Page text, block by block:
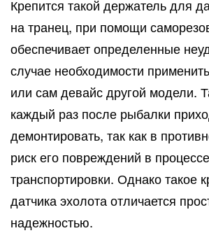
Крепится такой держатель для
на транец, при помощи
обеспечивает определенные
случае необходимости
или сам девайс другой модели.
каждый раз после рыбалки
демонтировать, так как в
риск его повреждений в процессе
транспортировки. Однако такое
датчика эхолота отличается
надежностью.